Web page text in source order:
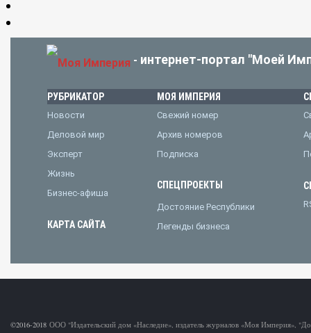
- интернет-портал "Моей
РУБРИКАТОР
Новости
Деловой мир
Эксперт
Жизнь
Бизнес-афиша
КАРТА САЙТА
МОЯ ИМПЕРИЯ
Свежий номер
Архив номеров
Подписка
СПЕЦПРОЕКТЫ
Достояние Республики
Легенды бизнеса
©2016-2018 ООО "Издательский дом «Наследие», издатель журналов «Моя Империя»,